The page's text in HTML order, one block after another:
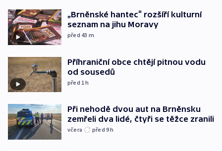
„Brněnské hantec“ rozšíří kulturní
seznam na jihu Moravy
před 43 m
Příhraniční obce chtějí pitnou vodu
od sousedů
před 1h
Při nehodě dvou aut na Brněnsku
zemřeli dva lidé, čtyři se těžce zranili
včera před 9h